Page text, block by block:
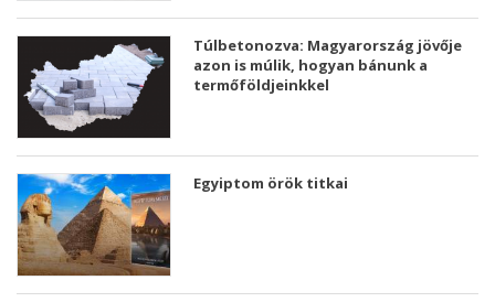
Túlbetonozva: Magyarország jövője
azon is múlik, hogyan bánunk a
termőföldjeinkkel
Egyiptom örök titkai